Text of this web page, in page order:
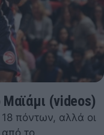
Μαϊάμι (videos)
πόντων, αλλά οι
το